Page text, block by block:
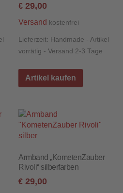
€ 29,00
Versand kostenfrei
Lieferzeit: Handmade - Artikel
vorrätig - Versand 2-3 Tage
Artikel kaufen
Armband „KometenZauber
Rivoli“ silberfarben
€ 29,00